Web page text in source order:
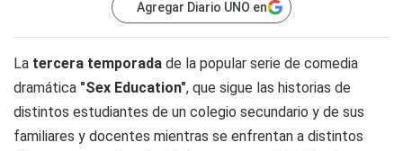
Agregar Diario UNO en
La tercera temporada de la popular serie de comedia
dramática "Sex Education", que sigue las historias de
distintos estudiantes de un colegio secundario y de sus
familiares y docentes mientras se enfrentan a distintos